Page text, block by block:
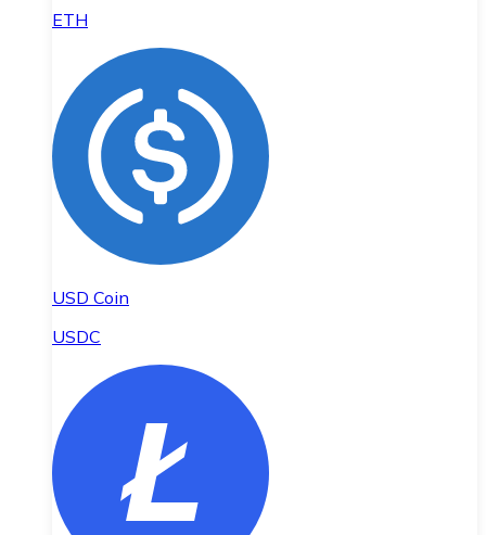
ETH
USD Coin
USDC